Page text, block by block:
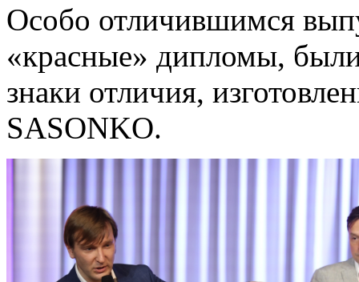
Особо отличившимся
«красные» дипломы,
знаки отличия,
SASONKO.